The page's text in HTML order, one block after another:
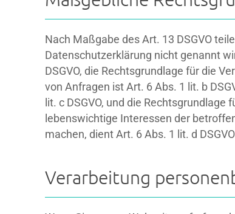
Nach Maßgabe des Art. 13 DSGVO
Datenschutzerklärung nicht genannt
DSGVO, die Rechtsgrundlage für die
von Anfragen ist Art. 6 Abs. 1 lit. b
lit. c DSGVO, und die
lebenswichtige Interessen der
machen, dient Art. 6 Abs. 1 lit. d
Verarbeitung